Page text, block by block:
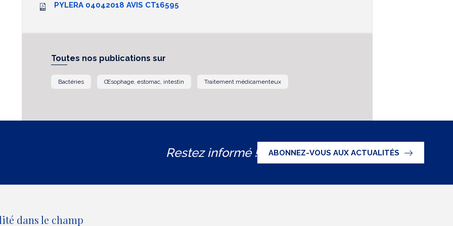
PYLERA 04042018 AVIS CT16595
Toutes nos publications sur
Bactéries Œsophage, estomac, intestin Traitement médicamenteux
Restez informé ! ABONNEZ-VOUS AUX ACTUALITÉS
dans le champ